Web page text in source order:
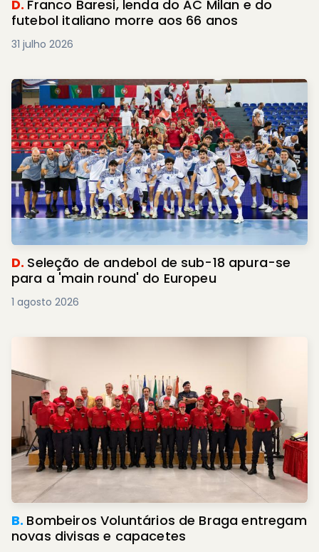
D. Franco Baresi, lenda do AC Milan e do
futebol italiano morre aos 66 anos
31 julho 2026
D. Seleção de andebol de sub-18 apura-se
para a 'main round' do Europeu
1 agosto 2026
B. Bombeiros Voluntários de Braga entregam
novas divisas e capacetes